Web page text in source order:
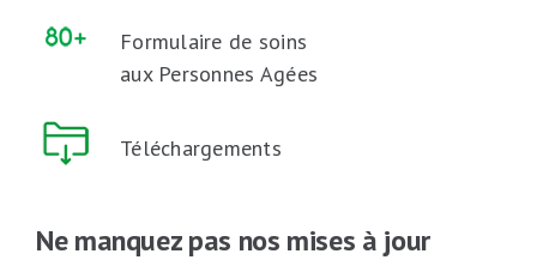
Formulaire de soins
aux Personnes Agées
Téléchargements
Ne manquez pas nos mises à jour